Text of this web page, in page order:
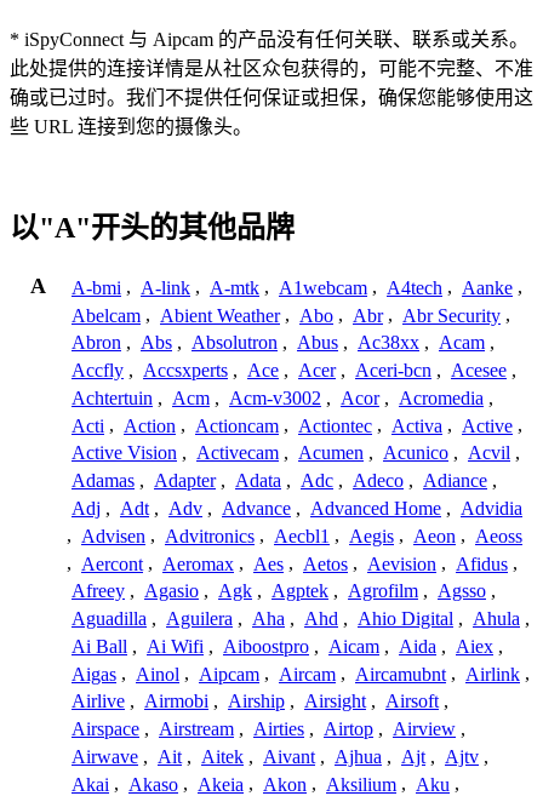
* iSpyConnect 与 Aipcam 的产品没有任何关联、联系或关系。
此处提供的连接详情是从社区众包获得的，可能不完整、不准
确或已过时。我们不提供任何保证或担保，确保您能够使用这
些 URL 连接到您的摄像头。
以"A"开头的其他品牌
A A-bmi , A-link , A-mtk , A1webcam , A4tech , Aanke ,
Abelcam , Abient Weather , Abo , Abr , Abr Security ,
Abron , Abs , Absolutron , Abus , Ac38xx , Acam ,
Accfly , Accsxperts , Ace , Acer , Aceri-bcn , Acesee ,
Achtertuin , Acm , Acm-v3002 , Acor , Acromedia ,
Acti , Action , Actioncam , Actiontec , Activa , Active ,
Active Vision , Activecam , Acumen , Acunico , Acvil ,
Adamas , Adapter , Adata , Adc , Adeco , Adiance ,
Adj , Adt , Adv , Advance , Advanced Home , Advidia
, Advisen , Advitronics , Aecbl1 , Aegis , Aeon , Aeoss
, Aercont , Aeromax , Aes , Aetos , Aevision , Afidus ,
Afreey , Agasio , Agk , Agptek , Agrofilm , Agsso ,
Aguadilla , Aguilera , Aha , Ahd , Ahio Digital , Ahula ,
Ai Ball , Ai Wifi , Aiboostpro , Aicam , Aida , Aiex ,
Aigas , Ainol , Aipcam , Aircam , Aircamubnt , Airlink ,
Airlive , Airmobi , Airship , Airsight , Airsoft ,
Airspace , Airstream , Airties , Airtop , Airview ,
Airwave , Ait , Aitek , Aivant , Ajhua , Ajt , Ajtv ,
Akai , Akaso , Akeia , Akon , Aksilium , Aku ,